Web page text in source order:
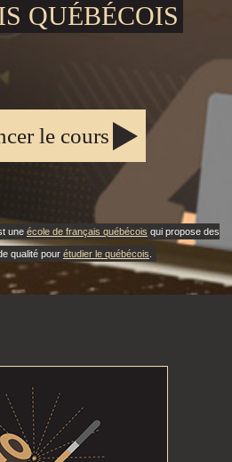
QUÉBÉCOIS
le cours
une école de français québécois qui propose des
qualité pour étudier le québécois